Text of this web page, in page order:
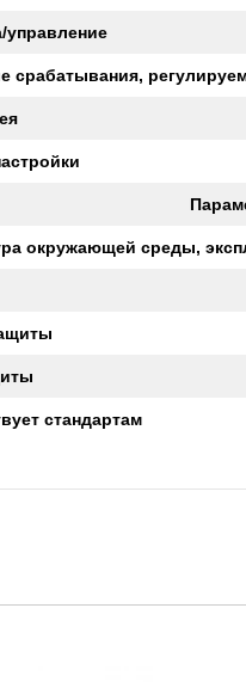
управление
срабатывания,
окружающей среды,
стандартам